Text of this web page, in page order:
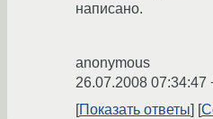
написано.
anonymous
26.07.2008 07:34:47
Показать ответы